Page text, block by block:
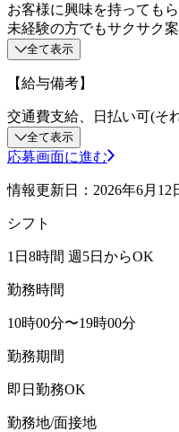
お客様に興味を持っても
未経験の方でもサクサク
全て表示
【給与備考】
交通費支給、日払い可(そ
全て表示
応募画面に進む
情報更新日：2026年6月12
シフト
1日8時間 週5日からOK
勤務時間
10時00分〜19時00分
勤務期間
即日勤務OK
勤務地/面接地